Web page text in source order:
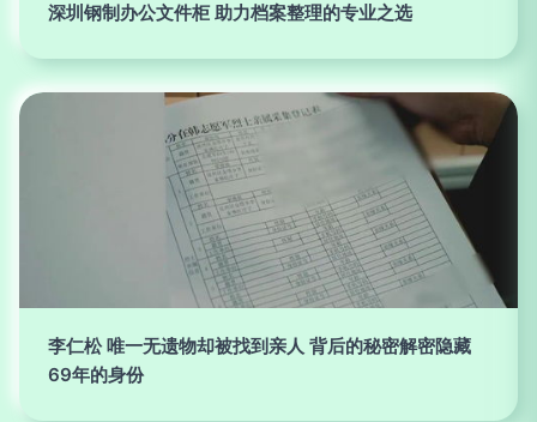
深圳钢制办公文件柜 助力档案整理的专业之选
李仁松 唯一无遗物却被找到亲人 背后的秘密解密隐藏
69年的身份